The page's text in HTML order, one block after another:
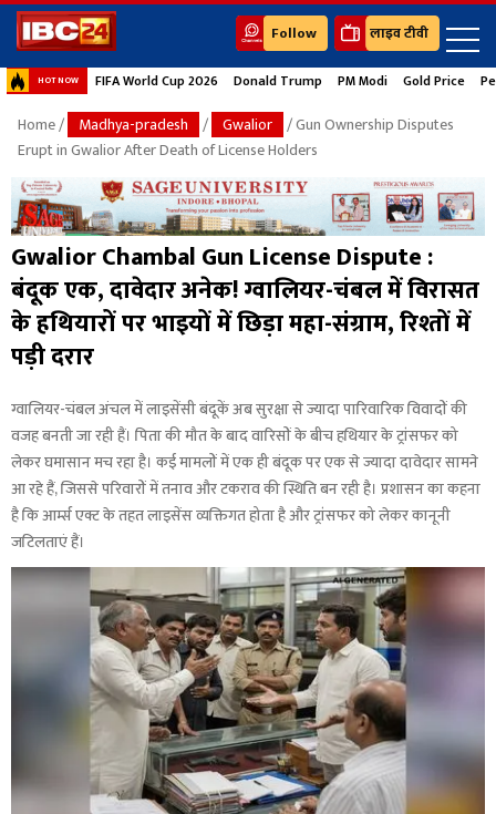
Follow लाइव टीवी
HOT NOW FIFA World Cup 2026 Donald Trump PM Modi Gold Price
Home/ Madhya-pradesh / Gwalior / Gun Ownership Disputes
Erupt in Gwalior After Death of License Holders
Gwalior Chambal Gun License Dispute :
बंदूक एक, दावेदार अनेक! ग्वालियर-चंबल में विरासत
के हथियारों पर भाइयों में छिड़ा महा-संग्राम, रिश्तों में
पड़ी दरार
ग्वालियर-चंबल अंचल में लाइसेंसी बंदूकें अब सुरक्षा से ज्यादा पारिवारिक विवादों की
वजह बनती जा रही हैं। पिता की मौत के बाद वारिसों के बीच हथियार के ट्रांसफर को
लेकर घमासान मच रहा है। कई मामलों में एक ही बंदूक पर एक से ज्यादा दावेदार सामने
आ रहे हैं, जिससे परिवारों में तनाव और टकराव की स्थिति बन रही है। प्रशासन का कहना
है कि आर्म्स एक्ट के तहत लाइसेंस व्यक्तिगत होता है और ट्रांसफर को लेकर कानूनी
जटिलताएं हैं।